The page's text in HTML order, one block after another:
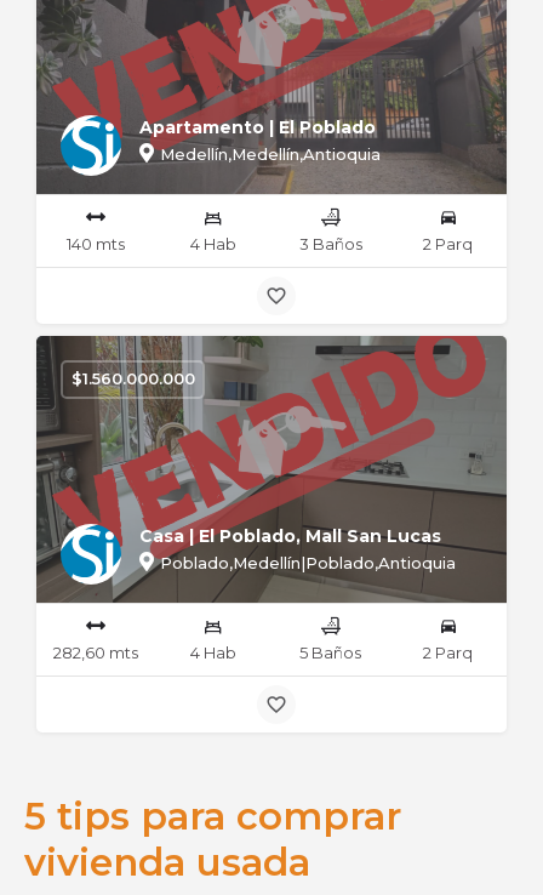
5 tips para comprar
vivienda usada
Apartamento | El Poblado
Medellín,Medellín,Antioquia
140 mts 4 Hab 3 Baños 2 Parq
Casa | El Poblado, Mall San Lucas
Poblado,Medellín|Poblado,Antioquia
$1.560.000.000
282,60 mts 4 Hab 5 Baños 2 Parq